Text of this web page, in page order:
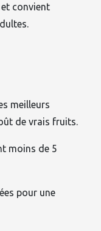
et convient
meilleurs
de vrais fruits.
moins de 5
pour une